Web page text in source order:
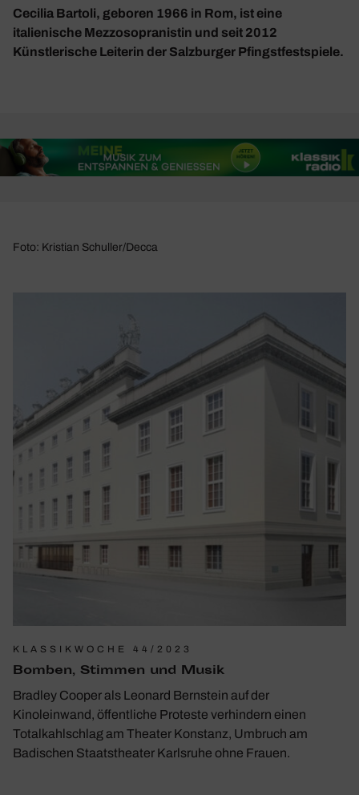
Cecilia Bartoli, geboren 1966 in Rom, ist eine
italienische Mezzosopranistin und seit 2012
Künstlerische Leiterin der Salzburger Pfingstfestspiele.
Foto: Kristian Schuller/Decca
KLASSIKWOCHE 44/2023
Bomben, Stimmen und Musik
Bradley Cooper als Leonard Bernstein auf der
Kinoleinwand, öffentliche Proteste verhindern einen
Totalkahlschlag am Theater Konstanz, Umbruch am
Badischen Staatstheater Karlsruhe ohne Frauen.